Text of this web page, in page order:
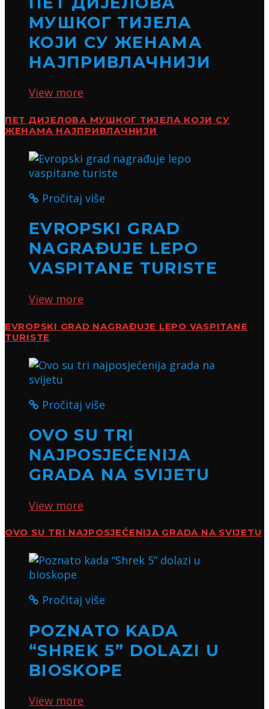
МУШКОГ ТИЈЕЛА
КОЈИ СУ ЖЕНАМА
НАЈПРИВЛАЧНИЈИ
View more
ПЕТ ДИЈЕЛОВА МУШКОГ ТИЈЕЛА КОЈИ СУ
ЖЕНАМА НАЈПРИВЛАЧНИЈИ
Pročitaj više
EVROPSKI GRAD
NAGRAĐUJE LEPO
VASPITANE TURISTE
View more
EVROPSKI GRAD NAGRAĐUJE LEPO VASPITANE
TURISTE
Pročitaj više
OVO SU TRI
NAJPOSJEĆENIJA
GRADA NA SVIJETU
View more
OVO SU TRI NAJPOSJEĆENIJA GRADA NA SVIJETU
Pročitaj više
POZNATO KADA
“SHREK 5” DOLAZI U
BIOSKOPE
View more